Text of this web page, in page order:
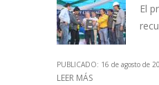
El
PUBLICADO: 16 de agosto de
LEER MÁS